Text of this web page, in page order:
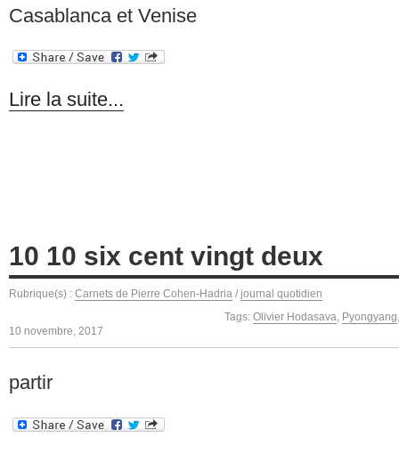
Casablanca et Venise
Lire la suite...
10 10 six cent vingt deux
Rubrique(s) : Carnets de Pierre Cohen-Hadria / journal quotidien
Tags: Olivier Hodasava Pyongyang
10 novembre, 2017
partir